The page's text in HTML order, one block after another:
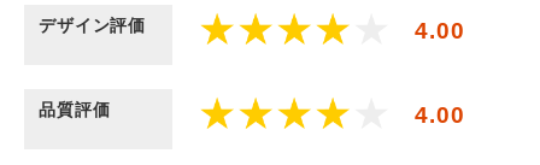
デザイン評価 4.00
品質評価 4.00